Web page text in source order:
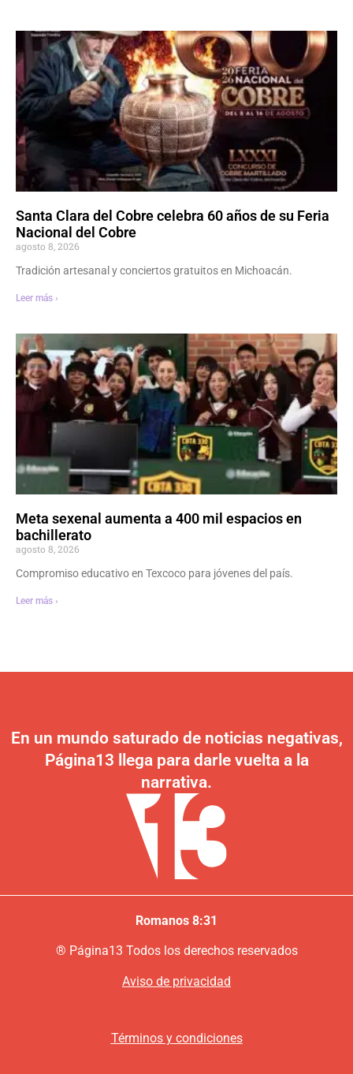
Santa Clara del Cobre celebra 60 años de su Feria
Nacional del Cobre
agosto 8, 2026
Tradición artesanal y conciertos gratuitos en Michoacán.
Leer más ›
Meta sexenal aumenta a 400 mil espacios en
bachillerato
agosto 8, 2026
Compromiso educativo en Texcoco para jóvenes del país.
Leer más ›
En un mundo saturado de noticias negativas,
Página13 llega para darle vuelta a la
narrativa.
Romanos 8:31
® Página13 Todos los derechos reservados
Aviso de privacidad
Términos y condiciones